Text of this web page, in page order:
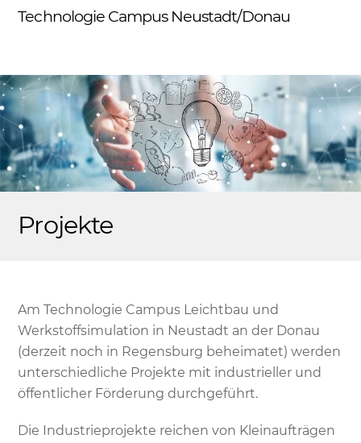
SkipTechnologie Campus Neustadt/Donau
Projekte
Am Technologie Campus Leichtbau und
Werkstoffsimulation in Neustadt an der Donau
(derzeit noch in Regensburg beheimatet) werden
unterschiedliche Projekte mit industrieller und
öffentlicher Förderung durchgeführt.
Die Industrieprojekte reichen von Kleinaufträgen